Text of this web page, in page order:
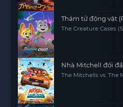
Thám tử động vật
The Creature Cases
Nhà Mitchell đối
The Mitchells vs. The